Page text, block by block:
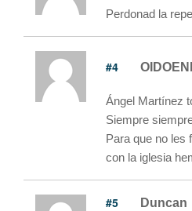
Perdonad la
#4
Ángel Martínez
Siempre
Para que no les
con la iglesia
#5 Duncan